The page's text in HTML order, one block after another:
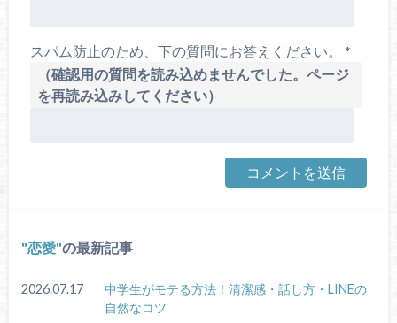
スパム防止のため、下の質問にお答えください。 *
（確認用の質問を読み込めませんでした。ページ
を再読み込みしてください）
恋愛 の最新記事
2026.07.17
中学生がモテる方法！清潔感・話し方・LINEの
自然なコツ